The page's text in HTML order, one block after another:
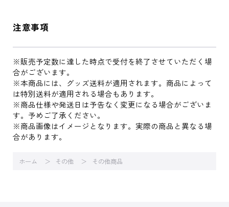
注意事項
※販売予定数に達した時点で受付を終了させていただく場
合がございます。
※本商品には、グッズ送料が適用されます。商品によって
は特別送料が適用される場合もあります。
※商品仕様や発送日は予告なく変更になる場合がございま
す。予めご了承ください。
※商品画像はイメージとなります。実際の商品と異なる場
合があります。
ホーム その他 その他商品